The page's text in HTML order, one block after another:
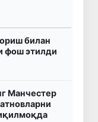
билан
фош этилди
Манчестер